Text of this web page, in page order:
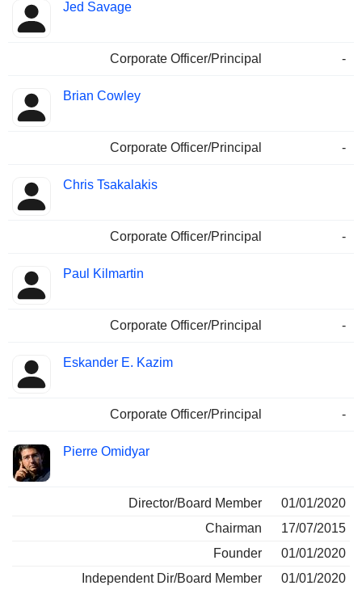
Jed Savage
Corporate Officer/Principal -
Brian Cowley
Corporate Officer/Principal -
Chris Tsakalakis
Corporate Officer/Principal -
Paul Kilmartin
Corporate Officer/Principal -
Eskander E. Kazim
Corporate Officer/Principal -
Pierre Omidyar
Director/Board Member
01/01/2020
Chairman
17/07/2015
Founder
01/01/2020
Independent Dir/Board Member
01/01/2020